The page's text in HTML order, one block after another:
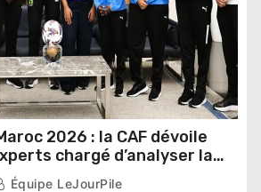
2026 : la CAF dévoile
chargé d’analyser la
Équipe LeJourPile